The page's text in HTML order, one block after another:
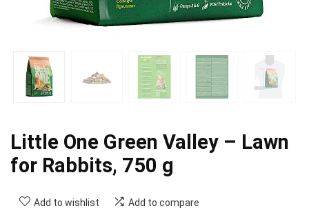
Little One Green Valley – Lawn
for Rabbits, 750 g
Add to wishlist Add to compare